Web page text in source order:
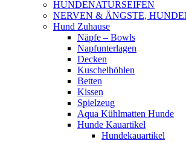
HUNDENATURSEIFEN
NERVEN & ÄNGSTE,
Hund Zuhause
Näpfe – Bowls
Napfunterlagen
Decken
Kuschelhöhlen
Betten
Kissen
Spielzeug
Aqua Kühlmatten Hunde
Hunde Kauartikel
Hundekauartikel